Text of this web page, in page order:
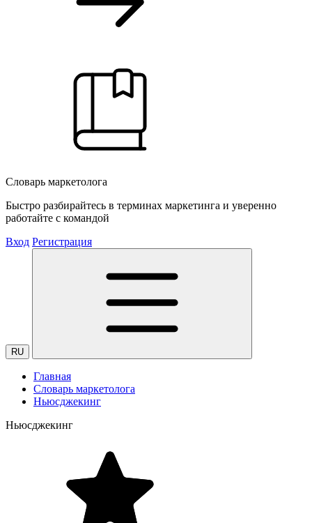
Словарь маркетолога
Быстро разбирайтесь в терминах маркетинга и уверенно
работайте с командой
Вход Регистрация
RU
Главная
Словарь маркетолога
Ньюсджекинг
Ньюсджекинг